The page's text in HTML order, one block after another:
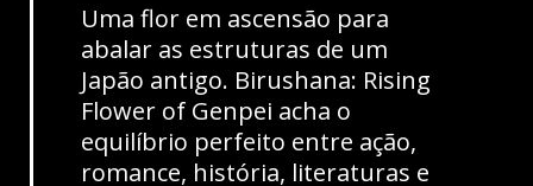
Uma flor em ascensão para
abalar as estruturas de um
Japão antigo. Birushana: Rising
Flower of Genpei acha o
equilíbrio perfeito entre ação,
romance, história, literaturas e